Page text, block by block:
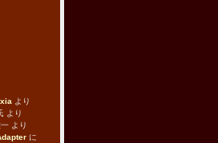
より
より
より
に